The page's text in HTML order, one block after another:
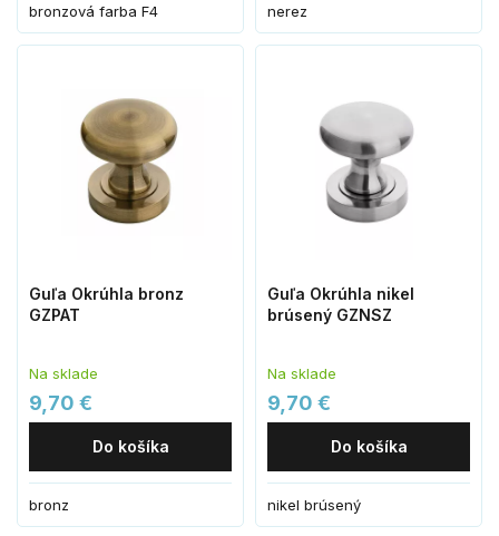
bronzová farba F4 nerez
Guľa Okrúhla bronz
GZPAT
Na sklade
9,70 €
Do košíka
bronz
Guľa Okrúhla nikel
brúsený GZNSZ
Na sklade
9,70 €
Do košíka
nikel brúsený